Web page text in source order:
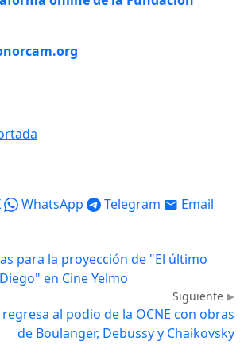
WhatsApp Telegram Email
para la proyección de "El último
en Cine Yelmo
Siguiente
al podio de la OCNE con obras
de Boulanger, Debussy y Chaikovsky